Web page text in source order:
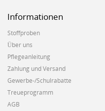
Informationen
Stoffproben
Über uns
Pflegeanleitung
Zahlung und Versand
Gewerbe-/Schulrabatte
Treueprogramm
AGB